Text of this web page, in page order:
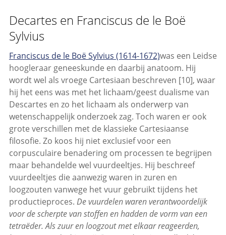
Decartes en Franciscus de le Boë
Sylvius
Franciscus de le Boë Sylvius (1614-1672)was een Leidse
hoogleraar geneeskunde en daarbij anatoom. Hij
wordt wel als vroege Cartesiaan beschreven [10], waar
hij het eens was met het lichaam/geest dualisme van
Descartes en zo het lichaam als onderwerp van
wetenschappelijk onderzoek zag. Toch waren er ook
grote verschillen met de klassieke Cartesiaanse
filosofie. Zo koos hij niet exclusief voor een
corpusculaire benadering om processen te begrijpen
maar behandelde wel vuurdeeltjes. Hij beschreef
vuurdeeltjes die aanwezig waren in zuren en
loogzouten vanwege het vuur gebruikt tijdens het
productieproces. De vuurdelen waren verantwoordelijk
voor de scherpte van stoffen en hadden de vorm van een
tetraëder. Als zuur en loogzout met elkaar reageerden,